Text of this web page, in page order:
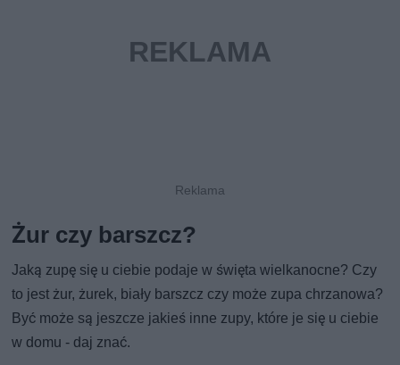
Żur czy barszcz?
Jaką zupę się u ciebie podaje w święta wielkanocne? Czy
to jest żur, żurek, biały barszcz czy może zupa chrzanowa?
Być może są jeszcze jakieś inne zupy, które je się u ciebie
w domu - daj znać.